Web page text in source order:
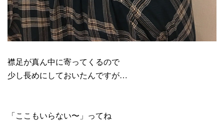
襟足が真ん中に寄ってくるので
少し長めにしておいたんですが…
「ここもいらない〜」ってね